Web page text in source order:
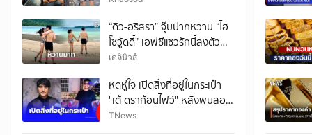
“ดิว-อริสรา” จุ๊บปากหวาน “ไฮ
โซวู้ดดี้” เอฟซีแซวรักนี้ลงตัว
ค่อยๆเปิดค่อยๆดำเนินไปอย่าง
เดลินิวส์
หดหู่ใจ เปิดสิ่งที่อยู่ในกระเป๋า
"เต้ ดราก้อนไฟว์" หลังพบลอย
น้ำ
TNews